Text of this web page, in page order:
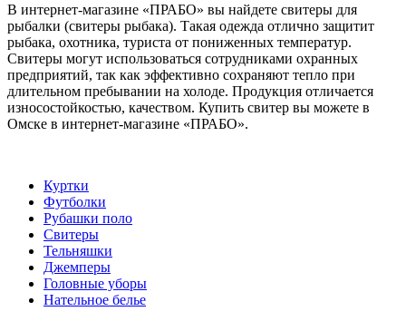
В интернет-магазине «ПРАБО» вы найдете свитеры для
рыбалки (свитеры рыбака). Такая одежда отлично защитит
рыбака, охотника, туриста от пониженных температур.
Свитеры могут использоваться сотрудниками охранных
предприятий, так как эффективно сохраняют тепло при
длительном пребывании на холоде. Продукция отличается
износостойкостью, качеством. Купить свитер вы можете в
Омске в интернет-магазине «ПРАБО».
Куртки
Футболки
Рубашки поло
Свитеры
Тельняшки
Джемперы
Головные уборы
Нательное белье